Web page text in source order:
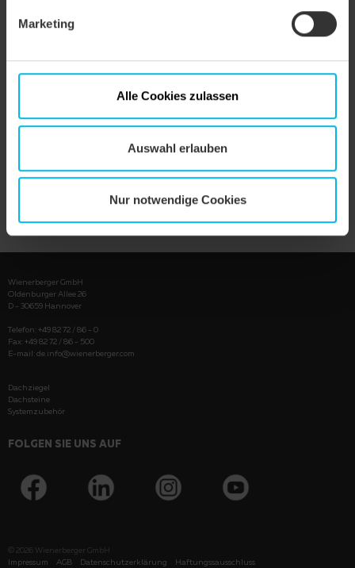
Marketing
Alle Cookies zulassen
Auswahl erlauben
Nur notwendige Cookies
PRODUKT ANZEIGEN
Wienerberger GmbH
Oldenburger Allee 26
D - 30659 Hannover
Telefon: +49 82 72 / 86 - 0
Fax: +49 82 72 / 86 - 500
E-mail: de.info@wienerberger.com
Dachziegel
Dachsteine
Systemzubehör
FOLGEN SIE UNS AUF
© 2026 Wienerberger GmbH
Impressum
AGB Datenschutzerklärung Haftungssausschluss